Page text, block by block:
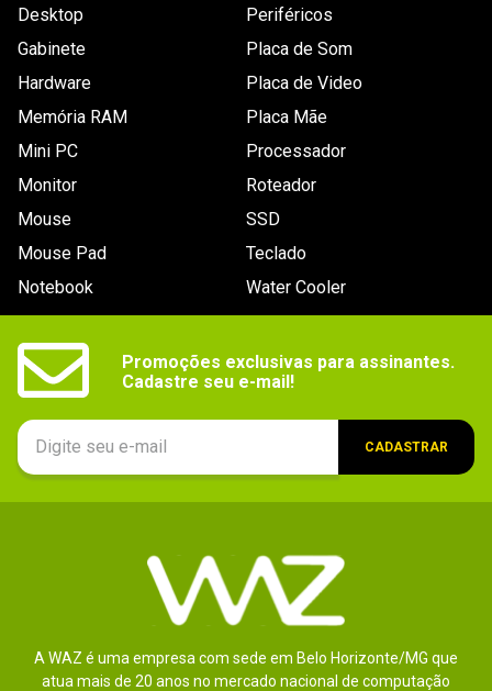
Desktop
Gabinete
Hardware
Memória RAM
Mini PC
Monitor
Mouse
Mouse Pad
Notebook
Periféricos
Placa de Som
Placa de Video
Placa Mãe
Processador
Roteador
SSD
Teclado
Water Cooler
Promoções exclusivas para assinantes.
Cadastre seu e-mail!
CADASTRAR
A WAZ é uma empresa com sede em Belo Horizonte/MG que
atua mais de 20 anos no mercado nacional de computação